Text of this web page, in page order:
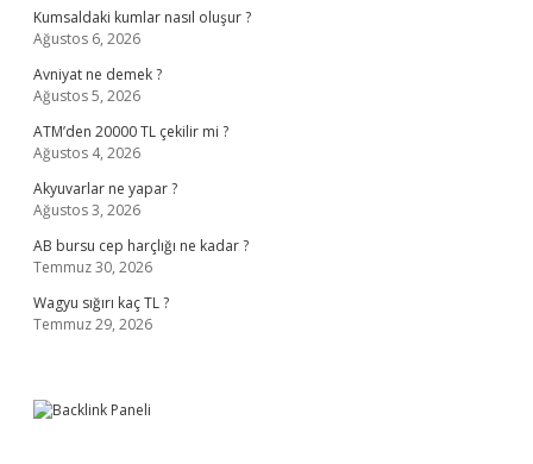
Kumsaldaki kumlar nasıl oluşur ?
Ağustos 6, 2026
Avniyat ne demek ?
Ağustos 5, 2026
ATM’den 20000 TL çekilir mi ?
Ağustos 4, 2026
Akyuvarlar ne yapar ?
Ağustos 3, 2026
AB bursu cep harçlığı ne kadar ?
Temmuz 30, 2026
Wagyu sığırı kaç TL ?
Temmuz 29, 2026